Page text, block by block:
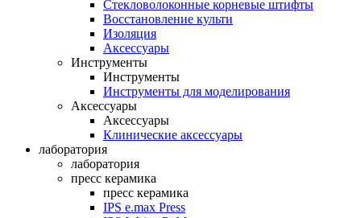
Стекловолоконные корневые штифты
Восстановление культи
Изоляция
Аксессуары
Инструменты
Инструменты
Инструменты для моделирования
Аксессуары
Аксессуары
Клинические аксессуары
лаборатория
лаборатория
пресс керамика
пресс керамика
IPS e.max Press